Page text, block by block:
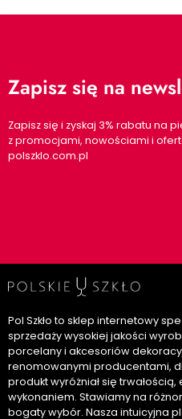
Zapisz się na
Zapisz się i zyskaj 3% rabatu na
z promocjami, nowościami i
polszklo.com.pl
Pol Szkło to sklep internetowy
sprzedaży wysokiej jakości
porcelany i akcesoriów
renomowanymi producentami,
produkt wyróżniał się
wykonaniem. Stawiamy na
bogaty wybór. Nasza intuicyjna